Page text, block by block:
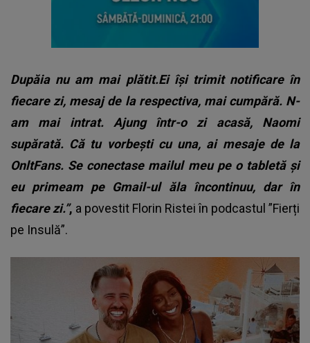
Dupăia nu am mai plătit.Ei își trimit notificare în
fiecare zi, mesaj de la respectiva, mai cumpără. N-
am mai intrat. Ajung într-o zi acasă, Naomi
supărată. Că tu vorbești cu una, ai mesaje de la
OnltFans. Se conectase mailul meu pe o tabletă și
eu primeam pe Gmail-ul ăla încontinuu, dar în
fiecare zi.”, a povestit Florin Ristei în podcastul ”Fierți
pe Insulă”.